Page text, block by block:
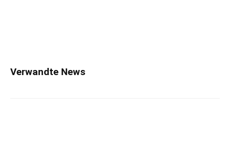
Verwandte News